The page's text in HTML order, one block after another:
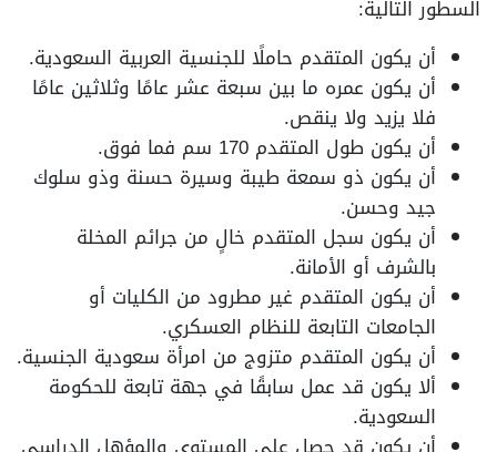
السطور التالية:
أن يكون المتقدم حاملًا للجنسية العربية السعودية.
أن يكون عمره ما بين سبعة عشر عامًا وثلاثين عامًا
فلا يزيد ولا ينقص.
أن يكون طول المتقدم 170 سم فما فوق.
أن يكون ذو سمعة طيبة وسيرة حسنة وذو سلوك
جيد وحسن.
أن يكون سجل المتقدم خالٍ من جرائم المخلة
بالشرف أو الأمانة.
أن يكون المتقدم غير مطرود من الكليات أو
الجامعات التابعة للنظام العسكري.
أن يكون المتقدم متزوج من امرأة سعودية الجنسية.
ألا يكون قد عمل سابقًا في جهة تابعة للحكومة
السعودية.